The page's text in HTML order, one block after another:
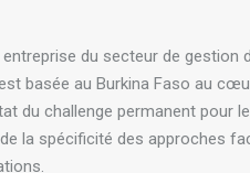
du secteur de gestion
basée au Burkina Faso au
du challenge permanent pour
la spécificité des approches